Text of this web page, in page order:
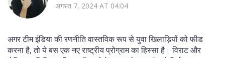
अगस्त 7, 2024 AT 04:04
अगर टीम इंडिया की रणनीति वास्तविक रूप से युवा खिलाड़ियों को फीड
करना है, तो ये बस एक नए राष्ट्रीय प्रोग्राम का हिस्सा है। विराट और